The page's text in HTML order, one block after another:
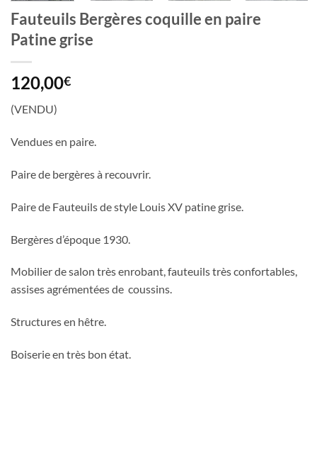
Fauteuils Bergères coquille en paire
Patine grise
120,00€
(VENDU)
Vendues en paire.
Paire de bergères à recouvrir.
Paire de Fauteuils de style Louis XV patine grise.
Bergères d’époque 1930.
Mobilier de salon très enrobant, fauteuils très confortables,
assises agrémentées de coussins.
Structures en hêtre.
Boiserie en très bon état.